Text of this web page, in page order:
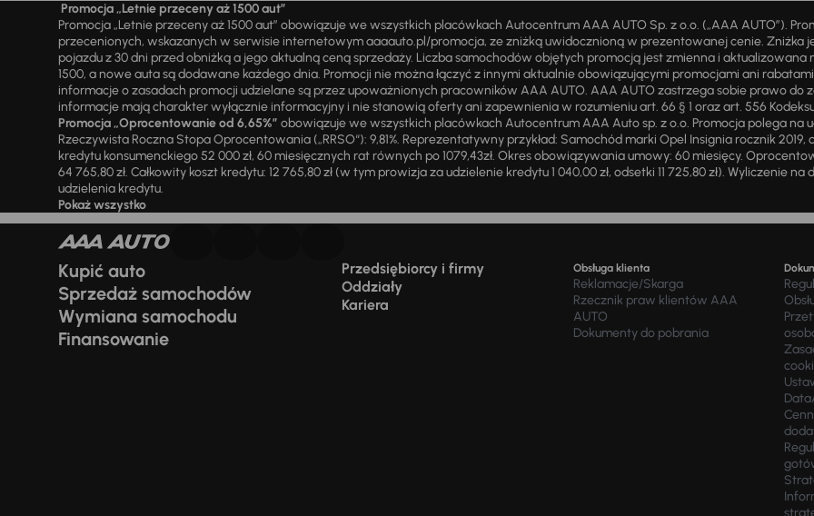
Promocja „Letnie przeceny aż 1500 aut”
Promocja „Letnie przeceny aż 1500 aut” obowiązuje we wszystkich placówkach Autocentrum AAA AUTO Sp. z o.o. („AAA AUTO”).
przecenionych, wskazanych w serwisie internetowym aaaauto.pl/promocja, ze zniżką uwidocznioną w prezentowanej cenie. Zniżka
pojazdu z 30 dni przed obniżką a jego aktualną ceną sprzedaży. Liczba samochodów objętych promocją jest zmienna i
1500, a nowe auta są dodawane każdego dnia. Promocji nie można łączyć z innymi aktualnie obowiązującymi promocjami ani
informacje o zasadach promocji udzielane są przez upoważnionych pracowników AAA AUTO. AAA AUTO zastrzega sobie prawo
informacje mają charakter wyłącznie informacyjny i nie stanowią oferty ani zapewnienia w rozumieniu art. 66 § 1 oraz art. 556
Promocja „Oprocentowanie od 6,65%” obowiązuje we wszystkich placówkach Autocentrum AAA Auto sp. z o.o. Promocja polega na
Rzeczywista Roczna Stopa Oprocentowania („RRSO“): 9,81%. Reprezentatywny przykład: Samochód marki Opel Insignia rocznik 2019,
kredytu konsumenckiego 52 000 zł, 60 miesięcznych rat równych po 1079,43zł. Okres obowiązywania umowy: 60 miesięcy.
64 765,80 zł. Całkowity koszt kredytu: 12 765,80 zł (w tym prowizja za udzielenie kredytu 1 040,00 zł, odsetki 11 725,80 zł). Wyliczenie
udzielenia kredytu.
Pokaż wszystko
Kupić auto
Sprzedaż samochodów
Wymiana samochodu
Finansowanie
Przedsiębiorcy i firmy
Oddziały
Kariera
Obsługa klienta
Reklamacje/Skarga
Rzecznik praw klientów AAA
AUTO
Dokumenty do pobrania